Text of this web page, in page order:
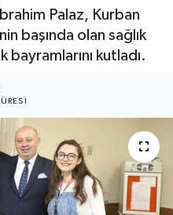
Palaz, Kurban
başında olan sağlık
bayramlarını kutladı.